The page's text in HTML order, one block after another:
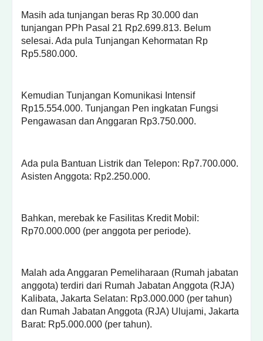
Masih ada tunjangan beras Rp 30.000 dan
tunjangan PPh Pasal 21 Rp2.699.813. Belum
selesai. Ada pula Tunjangan Kehormatan Rp
Rp5.580.000.
Kemudian Tunjangan Komunikasi Intensif
Rp15.554.000. Tunjangan Pen ingkatan Fungsi
Pengawasan dan Anggaran Rp3.750.000.
Ada pula Bantuan Listrik dan Telepon: Rp7.700.000.
Asisten Anggota: Rp2.250.000.
Bahkan, merebak ke Fasilitas Kredit Mobil:
Rp70.000.000 (per anggota per periode).
Malah ada Anggaran Pemeliharaan (Rumah jabatan
anggota) terdiri dari Rumah Jabatan Anggota (RJA)
Kalibata, Jakarta Selatan: Rp3.000.000 (per tahun)
dan Rumah Jabatan Anggota (RJA) Ulujami, Jakarta
Barat: Rp5.000.000 (per tahun).